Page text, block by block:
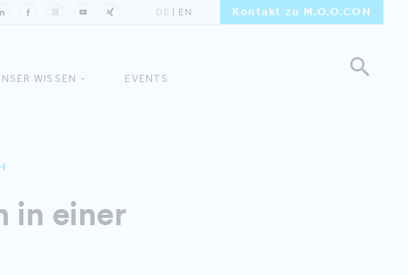
DE EN Kontakt zu M.O.O.CON
WISSEN EVENTS
in einer